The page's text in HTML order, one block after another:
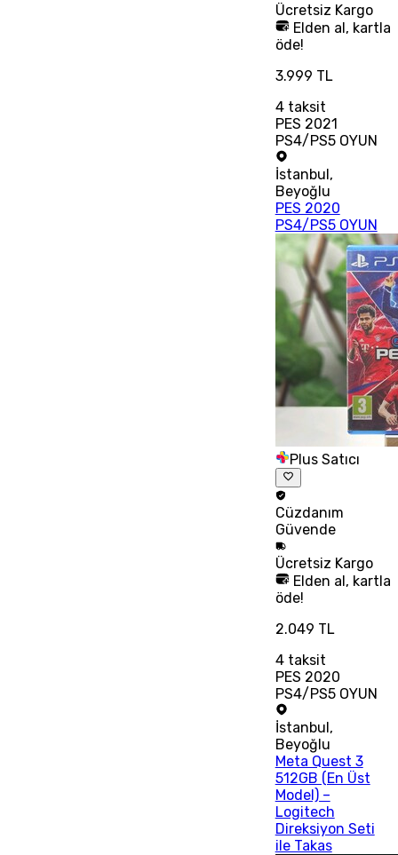
Ücretsiz Kargo
Elden al, kartla
öde!
3.999 TL
4taksit
PES 2021
PS4/PS5 OYUN
İstanbul,
Beyoğlu
PES 2020
PS4/PS5 OYUN
Plus Satıcı
Cüzdanım
Güvende
Ücretsiz Kargo
Elden al, kartla
öde!
2.049 TL
4taksit
PES 2020
PS4/PS5 OYUN
İstanbul,
Beyoğlu
Meta Quest 3
512GB (En Üst
Model) –
Logitech
Direksiyon Seti
ile Takas